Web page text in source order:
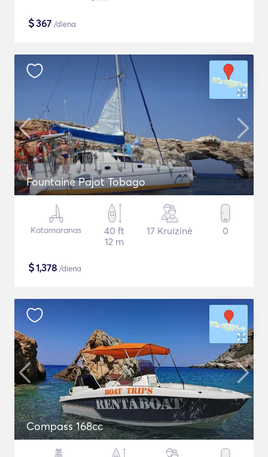
$367 /diena
Fountaine Pajot Tobago
Katamaranas
40 ft
12 m
17 Kruizinė 0
$1,378 /diena
Compass 168cc